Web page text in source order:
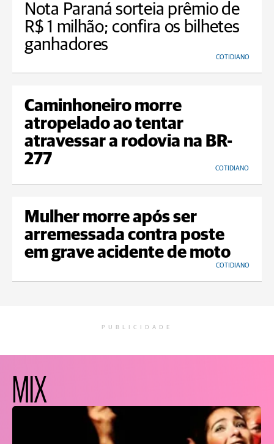
Nota Paraná sorteia prêmio de
R$ 1 milhão; confira os bilhetes
ganhadores
COTIDIANO
Caminhoneiro morre
atropelado ao tentar
atravessar a rodovia na BR-
277
COTIDIANO
Mulher morre após ser
arremessada contra poste
em grave acidente de moto
COTIDIANO
PUBLICIDADE
MIX